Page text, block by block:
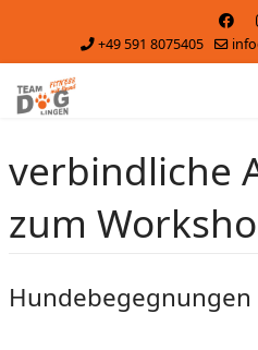
+49 591 8075405
verbindliche
zum